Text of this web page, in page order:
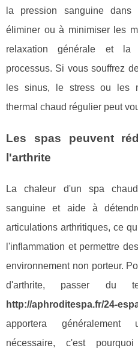
la pression sanguine
éliminer ou à minimiser les
relaxation générale et la
processus. Si vous souffrez
les sinus, le stress ou les
thermal chaud régulier peut
Les spas peuvent
l'arthrite
La chaleur d'un spa
sanguine et aide à
articulations arthritiques, ce
l'inflammation et permettre
environnement non porteur.
d'arthrite, passer du
http://aphroditespa.fr/24-
apportera
nécessaire, c'est